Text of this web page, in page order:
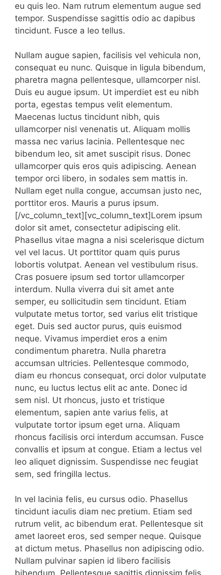
eu quis leo. Nam rutrum elementum augue sed
tempor. Suspendisse sagittis odio ac dapibus
tincidunt. Fusce a leo tellus.
Nullam augue sapien, facilisis vel vehicula non,
consequat eu nunc. Quisque in ligula bibendum,
pharetra magna pellentesque, ullamcorper nisl.
Duis eu augue ipsum. Ut imperdiet est eu nibh
porta, egestas tempus velit elementum.
Maecenas luctus tincidunt nibh, quis
ullamcorper nisl venenatis ut. Aliquam mollis
massa nec varius lacinia. Pellentesque nec
bibendum leo, sit amet suscipit risus. Donec
ullamcorper quis eros quis adipiscing. Aenean
tempor orci libero, in sodales sem mattis in.
Nullam eget nulla congue, accumsan justo nec,
porttitor eros. Mauris a purus ipsum.
[/vc_column_text][vc_column_text]Lorem ipsum
dolor sit amet, consectetur adipiscing elit.
Phasellus vitae magna a nisi scelerisque dictum
vel vel lacus. Ut porttitor quam quis purus
lobortis volutpat. Aenean vel vestibulum risus.
Cras posuere ipsum sed tortor ullamcorper
interdum. Nulla viverra dui sit amet ante
semper, eu sollicitudin sem tincidunt. Etiam
vulputate metus tortor, sed varius elit tristique
eget. Duis sed auctor purus, quis euismod
neque. Vivamus imperdiet eros a enim
condimentum pharetra. Nulla pharetra
accumsan ultricies. Pellentesque commodo,
diam eu rhoncus consequat, orci dolor vulputate
nunc, eu luctus lectus elit ac ante. Donec id
sem nisl. Ut rhoncus, justo et tristique
elementum, sapien ante varius felis, at
vulputate tortor ipsum eget urna. Aliquam
rhoncus facilisis orci interdum accumsan. Fusce
convallis et ipsum at congue. Etiam a lectus vel
leo aliquet dignissim. Suspendisse nec feugiat
sem, sed fringilla lectus.
In vel lacinia felis, eu cursus odio. Phasellus
tincidunt iaculis diam nec pretium. Etiam sed
rutrum velit, ac bibendum erat. Pellentesque sit
amet laoreet eros, sed semper neque. Quisque
at dictum metus. Phasellus non adipiscing odio.
Nullam pulvinar sapien id libero facilisis
bibendum. Pellentesque sagittis dignissim felis,